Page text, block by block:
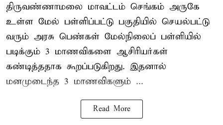
திருவண்ணாமலை மாவட்டம் செங்கம் அருகே
உள்ள மேல் பள்ளிப்பட்டு பகுதியில் செயல்பட்டு
வரும் அரசு பெண்கள் மேல்நிலைப் பள்ளியில்
படிக்கும் 3 மாணவிகளை ஆசிரியர்கள்
கண்டித்ததாக கூறப்படுகிறது. இதனால்
மனமுடைந்த 3 மாணவிகளும் ...
Read More